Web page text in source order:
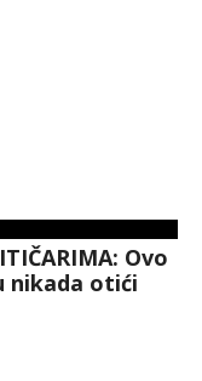
Ovo
nikada otići